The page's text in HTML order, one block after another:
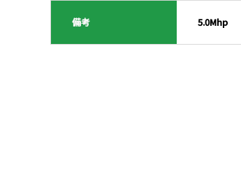
備考 5.0Mhp